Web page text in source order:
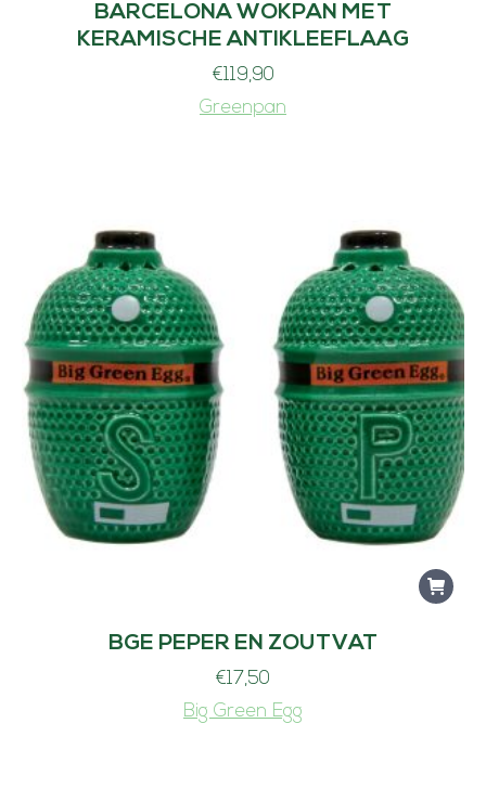
BARCELONA WOKPAN MET
KERAMISCHE ANTIKLEEFLAAG
€119,90
Greenpan
BGE PEPER EN ZOUTVAT
€17,50
Big Green Egg